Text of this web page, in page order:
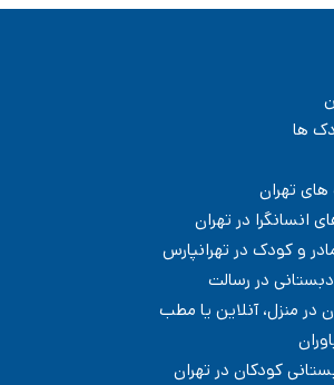
سنجاقک ها در سهروردی
ها
تهران
در تهران
و کودک در تهرانپارس
در رسالت
در منزل، آنلاین یا مطب
کودکان در تهران